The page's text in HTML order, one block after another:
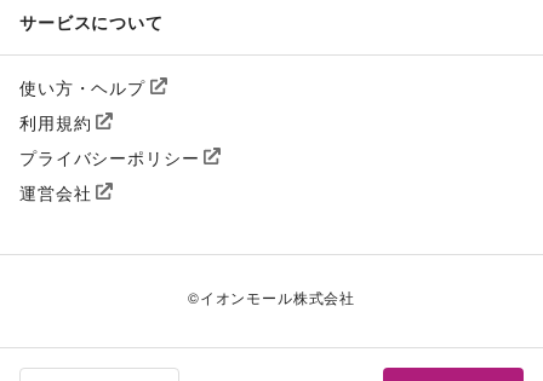
サービスについて
使い方・ヘルプ
利用規約
プライバシーポリシー
運営会社
©イオンモール株式会社